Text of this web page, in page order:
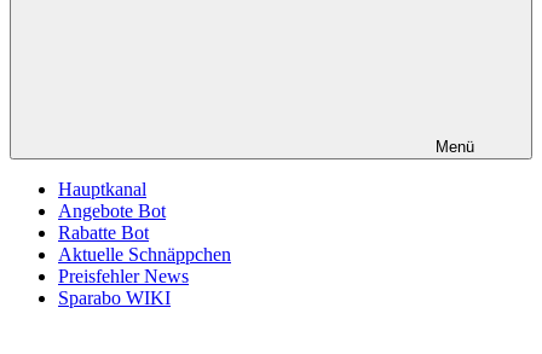
Menü
Hauptkanal
Angebote Bot
Rabatte Bot
Aktuelle Schnäppchen
Preisfehler News
Sparabo WIKI